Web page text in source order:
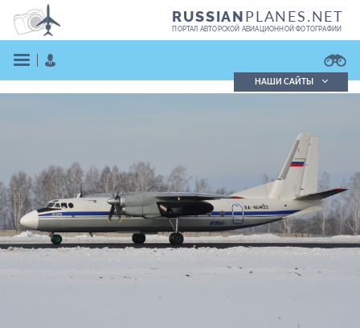
RUSSIANPLANES.NET
ПОРТАЛ АВТОРСКОЙ АВИАЦИОННОЙ ФОТОГРАФИИ
ВОЙТИ
ЗАРЕГИСТРИРОВАТЬСЯ
НАШИ САЙТЫ